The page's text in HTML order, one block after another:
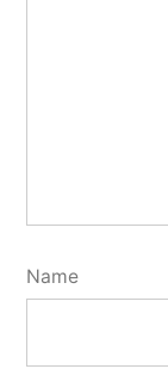
Name